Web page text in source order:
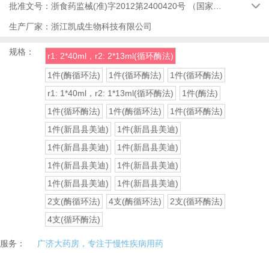
批准文号： 浙食药监械(准)字2012第2400420号 （国家药品监督管理局） 
生产厂家： 浙江凯成生物科技有限公司
规格：
r1: 2*40ml，r2: 2*13ml(循环酶法)
1件(酶循环法)
1件(循环酶法)
1件(循环酶法)
r1: 1*40ml，r2: 1*13ml(循环酶法)
1件(酶法)
1件(循环酶法)
1件(酶循环法)
1件(循环酶法)
1件(新昌县美迪)
1件(新昌县美迪)
1件(新昌县美迪)
1件(新昌县美迪)
1件(新昌县美迪)
1件(新昌县美迪)
1件(新昌县美迪)
1件(新昌县美迪)
2支(酶循环法)
4支(酶循环法)
2支(循环酶法)
4支(循环酶法)
服务： 广济大药房，专注于慢性疾病用药